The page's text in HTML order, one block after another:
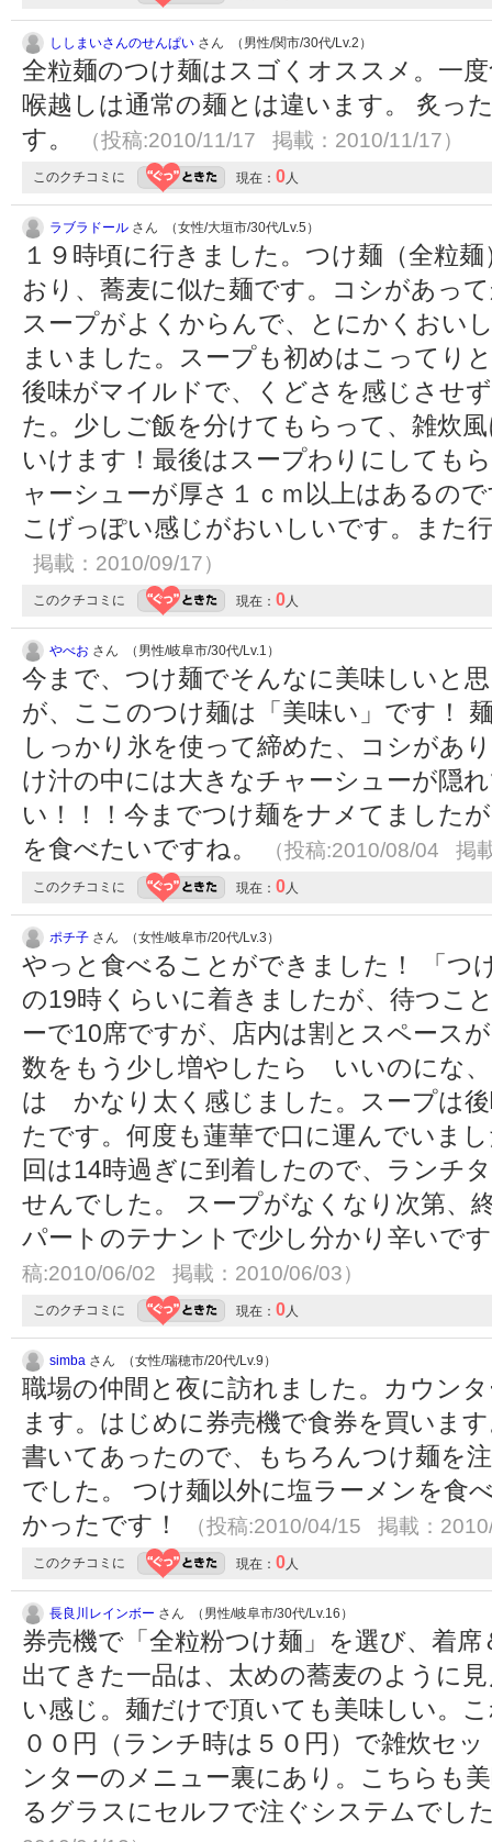
ししまいさんのせんぱい さん （男性/関市/30代/Lv.2）
全粒麺のつけ麺はスゴくオススメ。一
喉越しは通常の麺とは違います。 炙っ
す。
（投稿:2010/11/17 掲載：2010/11/17）
このクチコミに 現在： 0人
ラブラドール さん （女性/大垣市/30代/Lv.5）
１９時頃に行きました。つけ麺（全粒
おり、蕎麦に似た麺です。コシがあっ
スープがよくからんで、とにかくおい
まいました。スープも初めはこってり
後味がマイルドで、くどさを感じさせ
た。少しご飯を分けてもらって、雑炊
いけます！最後はスープわりにしても
ャーシューが厚さ１ｃｍ以上はあるの
こげっぽい感じがおいしいです。また
掲載：2010/09/17）
このクチコミに 現在： 0人
やべお さん （男性/岐阜市/30代/Lv.1）
今まで、つけ麺でそんなに美味しいと
が、ここのつけ麺は「美味い」です！
しっかり氷を使って締めた、コシがあ
け汁の中には大きなチャーシューが隠
い！！！今までつけ麺をナメてました
を食べたいですね。
（投稿:2010/08/04 掲
このクチコミに 現在： 0人
ポチ子 さん （女性/岐阜市/20代/Lv.3）
やっと食べることができました！ 「つ
の19時くらいに着きましたが、待つこ
ーで10席ですが、店内は割とスペース
数をもう少し増やしたら いいのにな
は かなり太く感じました。スープは
たです。何度も蓮華で口に運んでいま
回は14時過ぎに到着したので、ランチ
せんでした。 スープがなくなり次第、
パートのテナントで少し分かり辛いで
稿:2010/06/02 掲載：2010/06/03）
このクチコミに 現在： 0人
simba さん （女性/瑞穂市/20代/Lv.9）
職場の仲間と夜に訪れました。カウン
ます。はじめに券売機で食券を買いま
書いてあったので、もちろんつけ麺を
でした。 つけ麺以外に塩ラーメンを食
かったです！
（投稿:2010/04/15 掲載：
このクチコミに 現在： 0人
長良川レインボー さん （男性/岐阜市/30代/Lv.16）
券売機で「全粒粉つけ麺」を選び、着
出てきた一品は、太めの蕎麦のように
い感じ。麺だけで頂いても美味しい。
００円（ランチ時は５０円）で雑炊セ
ンターのメニュー裏にあり。こちらも
るグラスにセルフで注ぐシステムでし